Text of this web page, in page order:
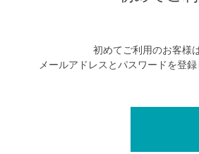
初めてご利用のお客様
メールアドレスとパスワードを登